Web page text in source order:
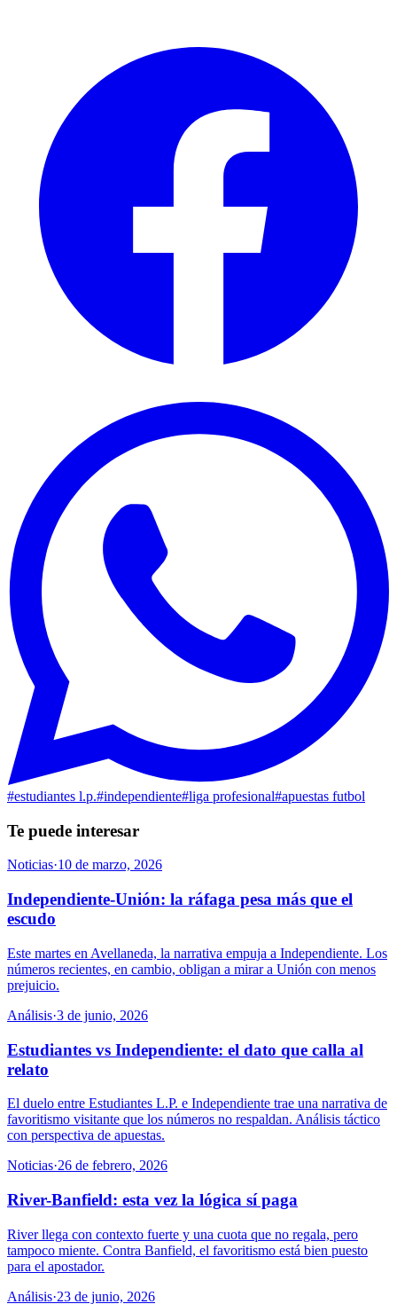
#estudiantes l.p.#independiente#liga profesional#apuestas futbol
Te puede interesar
Noticias·10 de marzo, 2026
Independiente-Unión: la ráfaga pesa más que el
escudo
Este martes en Avellaneda, la narrativa empuja a Independiente. Los
números recientes, en cambio, obligan a mirar a Unión con menos
prejuicio.
Análisis·3 de junio, 2026
Estudiantes vs Independiente: el dato que calla al
relato
El duelo entre Estudiantes L.P. e Independiente trae una narrativa de
favoritismo visitante que los números no respaldan. Análisis táctico
con perspectiva de apuestas.
Noticias·26 de febrero, 2026
River-Banfield: esta vez la lógica sí paga
River llega con contexto fuerte y una cuota que no regala, pero
tampoco miente. Contra Banfield, el favoritismo está bien puesto
para el apostador.
Análisis·23 de junio, 2026